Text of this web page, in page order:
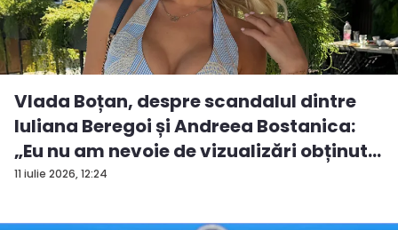
11 iulie 2026, 12:24
Vlada Boțan, despre scandalul dintre
Iuliana Beregoi și Andreea Bostanica:
„Eu nu am nevoie de vizualizări obținut...